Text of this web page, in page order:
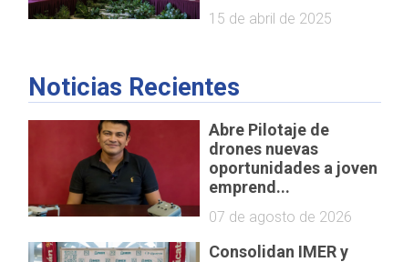
15 de abril de 2025
Noticias Recientes
Abre Pilotaje de
drones nuevas
oportunidades a joven
emprend...
07 de agosto de 2026
Consolidan IMER y